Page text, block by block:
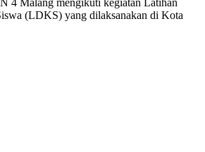
4 Malang mengikuti kegiatan Latihan
(LDKS) yang dilaksanakan di Kota